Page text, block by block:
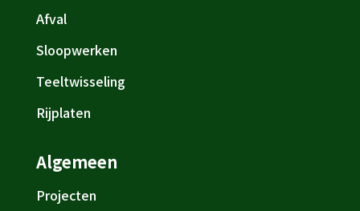
Afval
Sloopwerken
Teeltwisseling
Rijplaten
Algemeen
Projecten